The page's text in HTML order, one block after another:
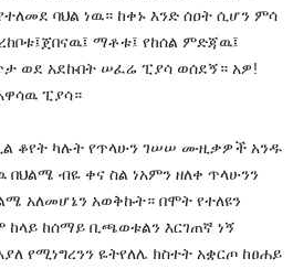
ባህል ነዉ። ከቀኑ እንድ ሰዐት ሲሆን ምሳ
ማቶቱ፤ የከሰል ምድጃዉ፤
ወደ አደኩበት ሠፈሬ ፒያሳ ወሰደኝ። አዎ!
ፒያሳ።
ቆየት ካሉት የጥላሁን ገሠሠ ሙዚቃዎች አንዱ
በህልሜ ብዬ ቀና ስል ነአምን ዘለቀ ጥላሁንን
አለመሆኔን አወቅኩት። በሞት የተለዩን
ከሰማይ ቢጫወቱልን እርገጠኛ ነኝ
የሚነግረንን ዬትየለሌ ክስተት አቋርጦ ከፀሐይ